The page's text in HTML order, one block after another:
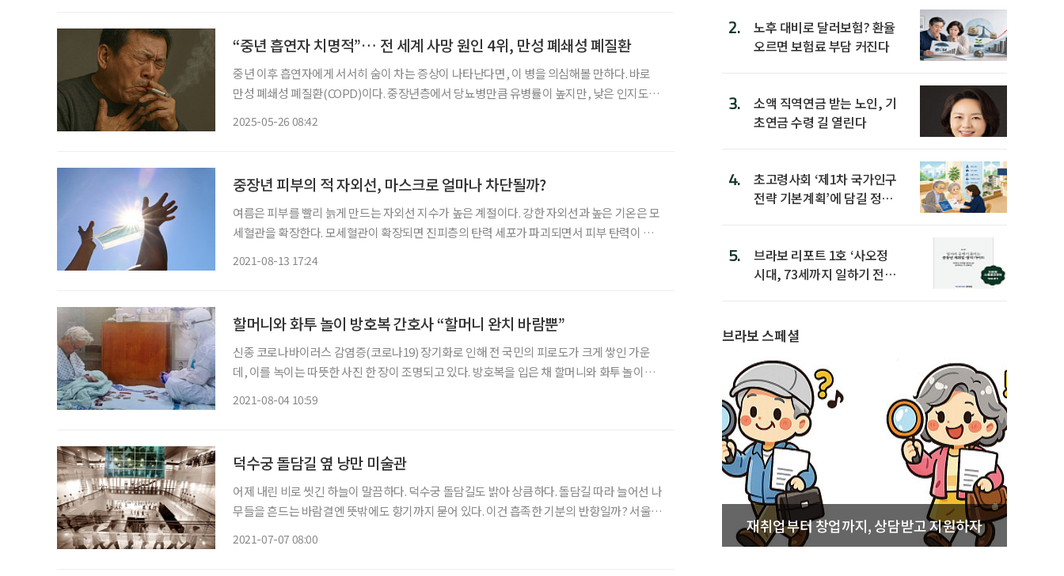
“중년 흡연자 치명적”… 전 세계 사망 원인 4위, 만성 폐쇄성 폐질환
중년 이후 흡연자에게 서서히 숨이 차는 증상이 나타난다면, 이 병을 의심해볼 만하다. 바로
만성 폐쇄성 폐질환(COPD)이다. 중장년층에서 당뇨병만큼 유병률이 높지만, 낮은 인지도와
2025-05-26 08:42
중장년 피부의 적 자외선, 마스크로 얼마나 차단될까?
여름은 피부를 빨리 늙게 만드는 자외선 지수가 높은 계절이다. 강한 자외선과 높은 기온은 모
세혈관을 확장한다. 모세혈관이 확장되면 진피층의 탄력 세포가 파괴되면서 피부 탄력이 떨
2021-08-13 17:24
할머니와 화투 놀이 방호복 간호사 “할머니 완치 바람뿐”
신종 코로나바이러스 감염증(코로나19) 장기화로 인해 전 국민의 피로도가 크게 쌓인 가운
데, 이를 녹이는 따뜻한 사진 한 장이 조명되고 있다. 방호복을 입은 채 할머니와 화투 놀이를
2021-08-04 10:59
덕수궁 돌담길 옆 낭만 미술관
어제 내린 비로 씻긴 하늘이 말끔하다. 덕수궁 돌담길도 밝아 상큼하다. 돌담길 따라 늘어선 나
무들을 흔드는 바람결엔 뜻밖에도 향기까지 묻어 있다. 이건 흡족한 기분의 반향일까? 서울시
2021-07-07 08:00
2.
노후 대비로 달러보험? 환율
오르면 보험료 부담 커진다
3.
소액 직역연금 받는 노인, 기
초연금 수령 길 열린다
4.
초고령사회 ‘제1차 국가인구
전략 기본계획’에 담길 정책
5.
브라보 리포트 1호 ‘사오정
시대, 73세까지 일하기 전략’
브라보 스페셜
재취업부터 창업까지, 상담받고 지원하자